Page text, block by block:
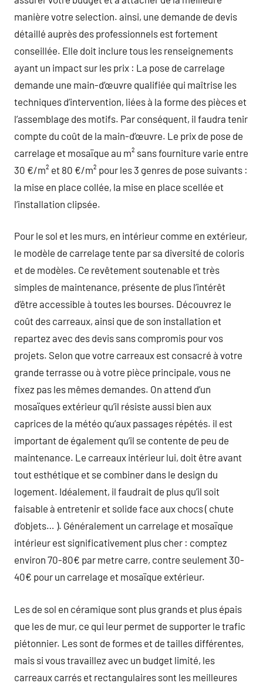
manière votre selection. ainsi, une demande de devis
détaillé auprès des professionnels est fortement
conseillée. Elle doit inclure tous les renseignements
ayant un impact sur les prix : La pose de carrelage
demande une main-d’œuvre qualifiée qui maîtrise les
techniques d’intervention, liées à la forme des pièces et
l’assemblage des motifs. Par conséquent, il faudra tenir
compte du coût de la main-d’œuvre. Le prix de pose de
carrelage et mosaïque au m² sans fourniture varie entre
30 €/m² et 80 €/m² pour les 3 genres de pose suivants :
la mise en place collée, la mise en place scellée et
l’installation clipsée.
Pour le sol et les murs, en intérieur comme en extérieur,
le modèle de carrelage tente par sa diversité de coloris
et de modèles. Ce revêtement soutenable et très
simples de maintenance, présente de plus l’intérêt
d’être accessible à toutes les bourses. Découvrez le
coût des carreaux, ainsi que de son installation et
repartez avec des devis sans compromis pour vos
projets. Selon que votre carreaux est consacré à votre
grande terrasse ou à votre pièce principale, vous ne
fixez pas les mêmes demandes. On attend d’un
mosaïques extérieur qu’il résiste aussi bien aux
caprices de la météo qu’aux passages répétés. il est
important de également qu’il se contente de peu de
maintenance. Le carreaux intérieur lui, doit être avant
tout esthétique et se combiner dans le design du
logement. Idéalement, il faudrait de plus qu’il soit
faisable à entretenir et solide face aux chocs ( chute
d’objets… ). Généralement un carrelage et mosaïque
intérieur est significativement plus cher : comptez
environ 70-80€ par metre carre, contre seulement 30-
40€ pour un carrelage et mosaïque extérieur.
Les de sol en céramique sont plus grands et plus épais
que les de mur, ce qui leur permet de supporter le trafic
piétonnier. Les sont de formes et de tailles différentes,
mais si vous travaillez avec un budget limité, les
carreaux carrés et rectangulaires sont les meilleures